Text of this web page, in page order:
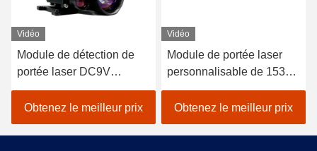
Vidéo
Module de détection de
portée laser DC9V
Système photoélectrique
Détecter la distance cible
120g, Mesure de la
distance laser
Obtenez le meilleur prix
Vidéo
Module de portée laser
personnalisable de 1535
nm portée de 6 km
Performance stable de
98% de précision YZT-CJ-
0610A
Obtenez le meilleur prix